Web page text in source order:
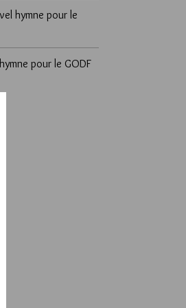
hymne pour le
pour le GODF